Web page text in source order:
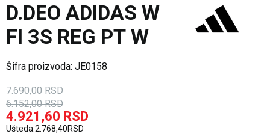
D.DEO ADIDAS W
FI 3S REG PT W
Šifra proizvoda: JE0158
7.690,00 RSD
6.152,00 RSD
4.921,60 RSD
Ušteda:2.768,40RSD